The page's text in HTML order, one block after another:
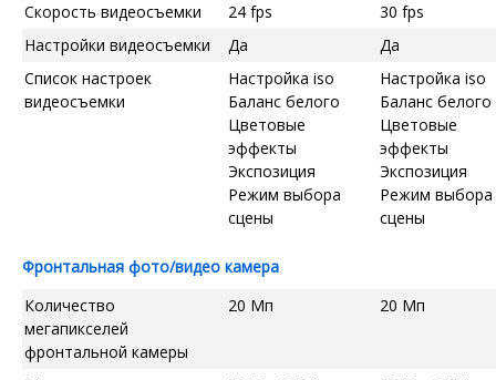
Скорость видеосъемки 24 fps
30 fps
Настройки видеосъемки
Да
Да
Список настроек
видеосъемки
Настройка iso
Баланс белого
Цветовые
эффекты
Экспозиция
Режим выбора
сцены
Настройка iso
Баланс белого
Цветовые
эффекты
Экспозиция
Режим выбора
сцены
Фронтальная фото/видео камера
Количество
мегапикселей
фронтальной камеры
20 Мп 20 Мп